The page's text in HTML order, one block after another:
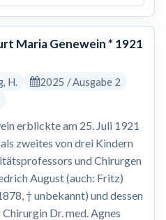
Maria Genewein * 1921
H.
2025 / Ausgabe 2
erblickte am 25. Juli 1921
zweites von drei Kindern
und Chirurgen
August (auch: Fritz)
† unbekannt) und dessen
Chirurgin Dr. med. Agnes